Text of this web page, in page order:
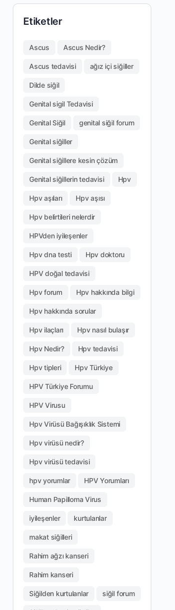
Etiketler
Ascus Ascus Nedir?
Ascus tedavisi ağız içi siğiller
Dilde siğil
Genital sigil Tedavisi
Genital Siğil genital siğil forum
Genital siğiller
Genital siğillere kesin çözüm
Genital siğillerin tedavisi Hpv
Hpv aşıları Hpv aşısı
Hpv belirtileri nelerdir
HPVden iyileşenler
Hpv dna testi Hpv doktoru
HPV doğal tedavisi
Hpv forum Hpv hakkında bilgi
Hpv hakkında sorular
Hpv ilaçları Hpv nasıl bulaşır
Hpv Nedir? Hpv tedavisi
Hpv tipleri Hpv Türkiye
HPV Türkiye Forumu
HPV Virusu
Hpv Virüsü Bağışıklık Sistemi
Hpv virüsü nedir?
Hpv virüsü tedavisi
hpv yorumlar HPV Yorumları
Human Papilloma Virus
iyileşenler kurtulanlar
makat siğilleri
Rahim ağzı kanseri
Rahim kanseri
Siğilden kurtulanlar siğil forum